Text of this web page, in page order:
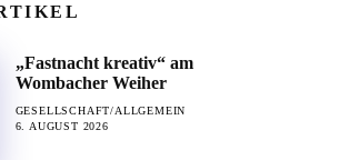
„Fastnacht kreativ“ am
Wombacher Weiher
GESELLSCHAFT/ALLGEMEIN
6. AUGUST 2026